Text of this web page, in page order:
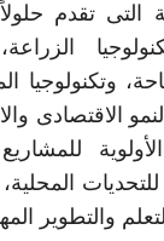
التى تقدم
وتكنولوجيا
الاقتصادى
والتطوير